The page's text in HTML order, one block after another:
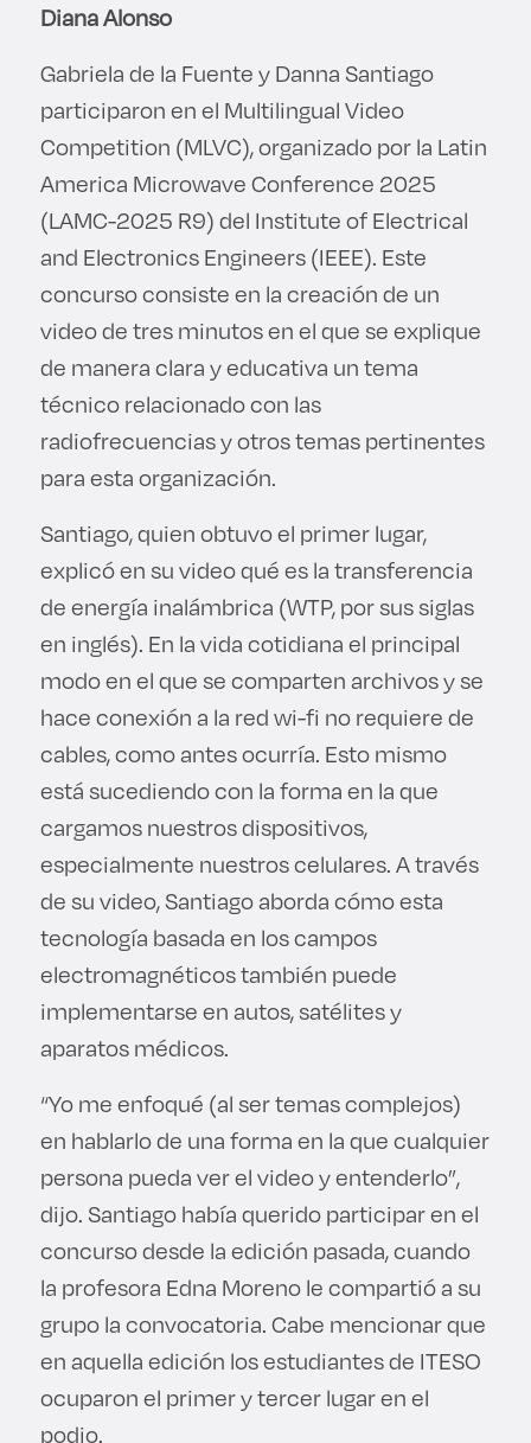
Diana Alonso
Gabriela de la Fuente y Danna Santiago
participaron en el Multilingual Video
Competition (MLVC), organizado por la Latin
America Microwave Conference 2025
(LAMC-2025 R9) del Institute of Electrical
and Electronics Engineers (IEEE). Este
concurso consiste en la creación de un
video de tres minutos en el que se explique
de manera clara y educativa un tema
técnico relacionado con las
radiofrecuencias y otros temas pertinentes
para esta organización.
Santiago, quien obtuvo el primer lugar,
explicó en su video qué es la transferencia
de energía inalámbrica (WTP, por sus siglas
en inglés). En la vida cotidiana el principal
modo en el que se comparten archivos y se
hace conexión a la red wi-fi no requiere de
cables, como antes ocurría. Esto mismo
está sucediendo con la forma en la que
cargamos nuestros dispositivos,
especialmente nuestros celulares. A través
de su video, Santiago aborda cómo esta
tecnología basada en los campos
electromagnéticos también puede
implementarse en autos, satélites y
aparatos médicos.
“Yo me enfoqué (al ser temas complejos)
en hablarlo de una forma en la que cualquier
persona pueda ver el video y entenderlo”,
dijo. Santiago había querido participar en el
concurso desde la edición pasada, cuando
la profesora Edna Moreno le compartió a su
grupo la convocatoria. Cabe mencionar que
en aquella edición los estudiantes de ITESO
ocuparon el primer y tercer lugar en el
podio.